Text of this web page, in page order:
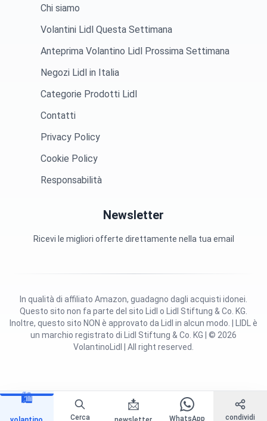
🛍️
Cerca
📩
WhatsApp condividi
Chi siamo
Volantini Lidl Questa Settimana
Anteprima Volantino Lidl Prossima Settimana
Negozi Lidl in Italia
Categorie Prodotti Lidl
Contatti
Privacy Policy
Cookie Policy
Responsabilità
Newsletter
Ricevi le migliori offerte direttamente nella tua email
Questo sito non fa parte del sito Lidl o Lidl Stiftung & Co. KG.
Inoltre, questo sito NON è approvato da Lidl in alcun modo. | LIDL è
un marchio registrato di Lidl Stiftung & Co. KG | © 2026
VolantinoLidl | All right reserved.
In qualità di affiliato Amazon, guadagno dagli acquisti idonei.